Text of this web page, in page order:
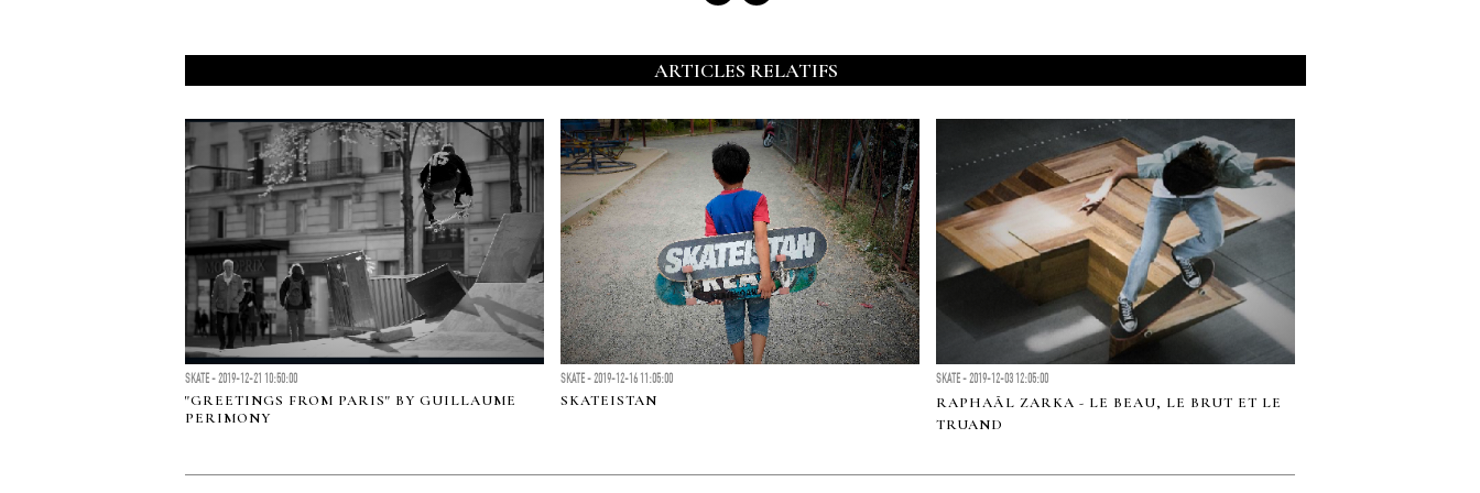
ARTICLES RELATIFS
SKATE - 2019-12-21 10:50:00
"GREETINGS FROM PARIS" BY GUILLAUME
PERIMONY
SKATE - 2019-12-16 11:05:00
SKATEISTAN
SKATE - 2019-12-03 12:05:00
RAPHAÃL ZARKA - LE BEAU, LE BRUT ET LE
TRUAND